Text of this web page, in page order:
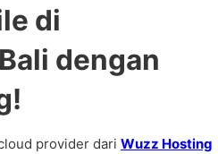
di
dengan
provider dari Wuzz Hosting